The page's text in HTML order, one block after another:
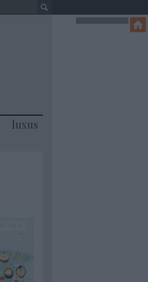
luxus